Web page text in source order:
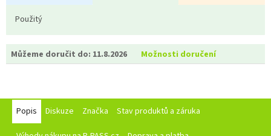
Použitý
Můžeme doručit do: 11.8.2026 Možnosti doručení
Popis Diskuze Značka Stav produktů a záruka